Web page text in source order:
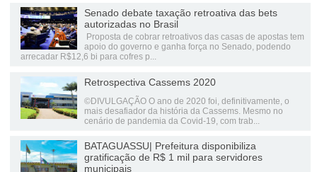
Senado debate taxação retroativa das bets
autorizadas no Brasil
Proposta de cobrar retroativos das casas de apostas tem
apoio do governo e ganha força no Senado, podendo
arrecadar R$12,6 bi para cofres p...
Retrospectiva Cassems 2020
©DIVULGAÇÃO O ano de 2020 foi, definitivamente, o
mais desafiador da história da Cassems. Mesmo no
cenário de pandemia da Covid-19, com trab...
BATAGUASSU| Prefeitura disponibiliza
gratificação de R$ 1 mil para servidores
municipais